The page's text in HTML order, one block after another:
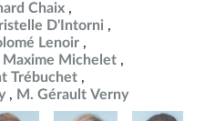
Chaix
D'Intorni
Lenoir
Maxime Michelet
Trébuchet
M. Gérault Verny